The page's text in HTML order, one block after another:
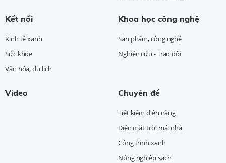
Kết nối
Kinh tế xanh
Sức khỏe
Văn hóa, du lịch
Khoa học công nghệ
Sản phẩm, công nghệ
Nghiên cứu - Trao đổi
Video Chuyên đề
Tiết kiệm điện năng
Điện mặt trời mái nhà
Công trình xanh
Nông nghiệp sạch